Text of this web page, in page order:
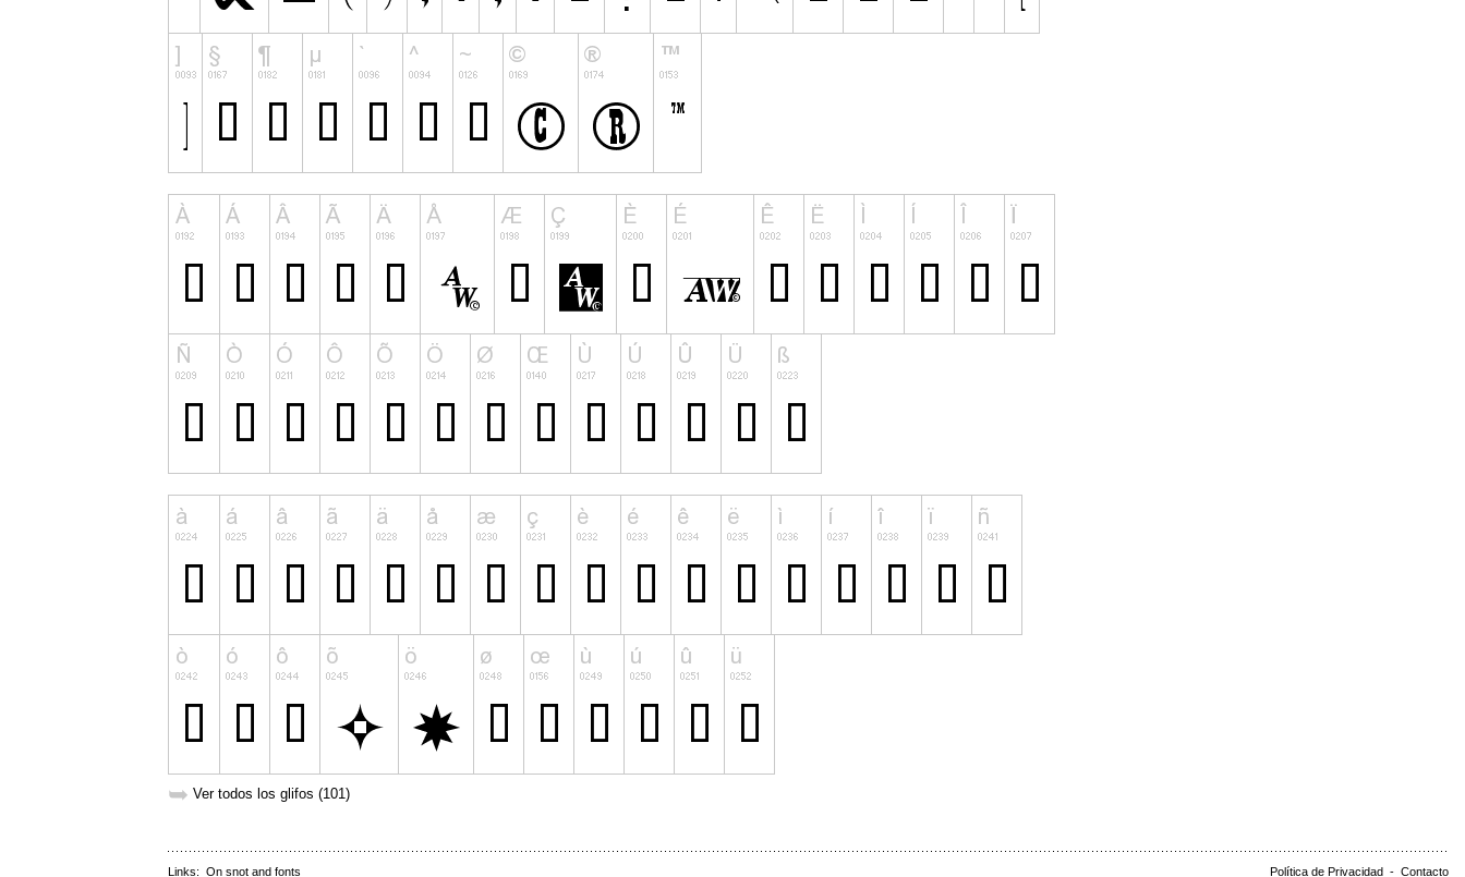
➥ Ver todos los glifos (101)
Política de Privacidad - Contacto
Links: On snot and fonts